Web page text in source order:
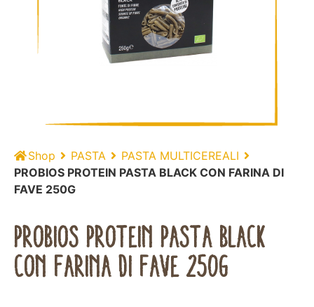
Shop PASTA
PASTA MULTICEREALI
PROBIOS PROTEIN PASTA BLACK CON FARINA DI
FAVE 250G
PROBIOS PROTEIN PASTA BLACK
CON FARINA DI FAVE 250G